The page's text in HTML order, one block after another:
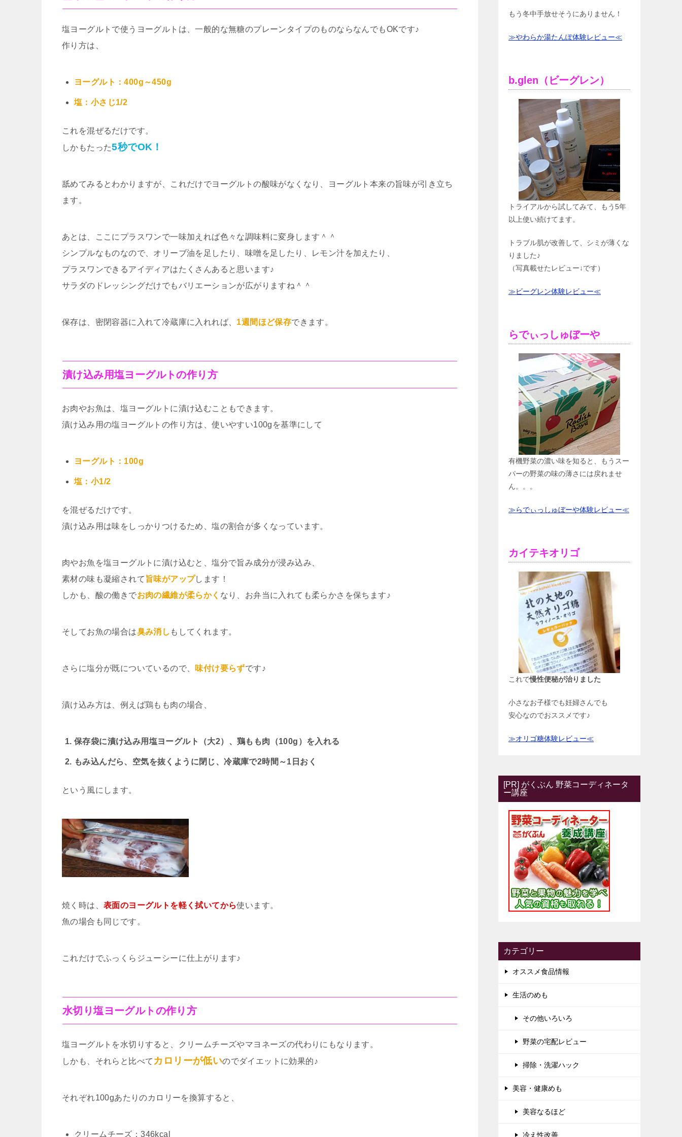
塩ヨーグルトで使うヨーグルトは、一般的な無糖のプレーンタイプのものならなんでもOKです♪
作り方は、
ヨーグルト：400g～450g
塩：小さじ1/2
これを混ぜるだけです。
しかもたった5秒でOK！
舐めてみるとわかりますが、これだけでヨーグルトの酸味がなくなり、ヨーグルト本来の旨味が引き立ち
ます。
あとは、ここにプラスワンで一味加えれば色々な調味料に変身します＾＾
シンプルなものなので、オリーブ油を足したり、味噌を足したり、レモン汁を加えたり、
プラスワンできるアイディアはたくさんあると思います♪
サラダのドレッシングだけでもバリエーションが広がりますね＾＾
保存は、密閉容器に入れて冷蔵庫に入れれば、 1週間ほど保存できます。
漬け込み用塩ヨーグルトの作り方
お肉やお魚は、塩ヨーグルトに漬け込むこともできます。
漬け込み用の塩ヨーグルトの作り方は、使いやすい100gを基準にして
ヨーグルト：100g
塩：小1/2
を混ぜるだけです。
漬け込み用は味をしっかりつけるため、塩の割合が多くなっています。
肉やお魚を塩ヨーグルトに漬け込むと、塩分で旨み成分が浸み込み、
素材の味も凝縮されて 旨味がアップします！
しかも、酸の働きでお肉の繊維が柔らかく なり、お弁当に入れても柔らかさを保ちます♪
そしてお魚の場合は臭み消し もしてくれます。
さらに塩分が既についているので、 味付け要らずです♪
漬け込み方は、例えば鶏もも肉の場合、
保存袋に漬け込み用塩ヨーグルト（大2）、鶏もも肉（100g）を入れる
もみ込んだら、空気を抜くように閉じ、冷蔵庫で2時間～1日おく
という風にします。
焼く時は、 表面のヨーグルトを軽く拭いてから使います。
魚の場合も同じです。
これだけでふっくらジューシーに仕上がります♪
水切り塩ヨーグルトの作り方
塩ヨーグルトを水切りすると、クリームチーズやマヨネーズの代わりにもなります。
しかも、それらと比べて カロリーが低いのでダイエットに効果的♪
それぞれ100gあたりのカロリーを換算すると、
クリームチーズ：346kcal
もう冬中手放せそうにありません！
≫やわらか湯たんぽ体験レビュー≪
b.glen（ビーグレン）
トライアルから試してみて、もう5年
以上使い続けてます。
トラブル肌が改善して、シミが薄くな
りました♪
（写真載せたレビュー↓です）
≫ビーグレン体験レビュー≪
らでぃっしゅぼーや
有機野菜の濃い味を知ると、もうスー
パーの野菜の味の薄さには戻れませ
ん。。。
≫らでぃっしゅぼーや体験レビュー≪
カイテキオリゴ
これで慢性便秘が治りました
小さなお子様でも妊婦さんでも
安心なのでおススメです♪
≫オリゴ糖体験レビュー≪
[PR] がくぶん 野菜コーディネータ
ー講座
カテゴリー
オススメ食品情報
生活のめも
その他いろいろ
野菜の宅配レビュー
掃除・洗濯ハック
美容・健康めも
美容なるほど
冷え性改善